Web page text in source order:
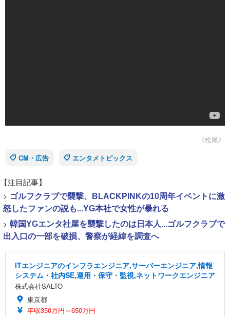
《松尾》
CM・広告
エンタメトピックス
【注目記事】
> ゴルフクラブで襲撃、BLACKPINKの10周年イベントに激
怒したファンの説も...YG本社で女性が暴れる
> 韓国YGエンタ社屋を襲撃したのは日本人...ゴルフクラブで
出入口の一部を破損、警察が経緯を調査へ
ITエンジニアのインフラエンジニア,サーバーエンジニア,情報
システム・社内SE,運用・保守・監視,ネットワークエンジニア
株式会社SALTO
東京都
年収350万円～650万円